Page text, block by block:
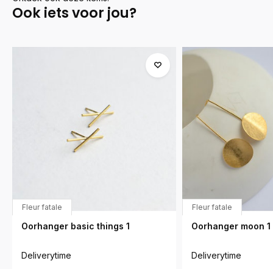
Ook iets voor jou?
Fleur fatale
Oorhanger basic things 1
Deliverytime
Fleur fatale
Oorhanger moon 1
Deliverytime